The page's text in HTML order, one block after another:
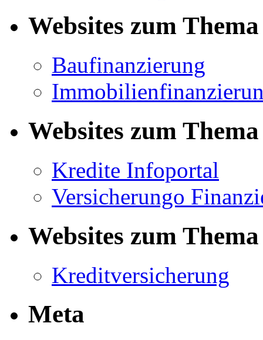
Websites zum
Baufinanzierung
Websites zum
Kredite Infoportal
Versicherungo
Websites zum
Kreditversicherung
Meta